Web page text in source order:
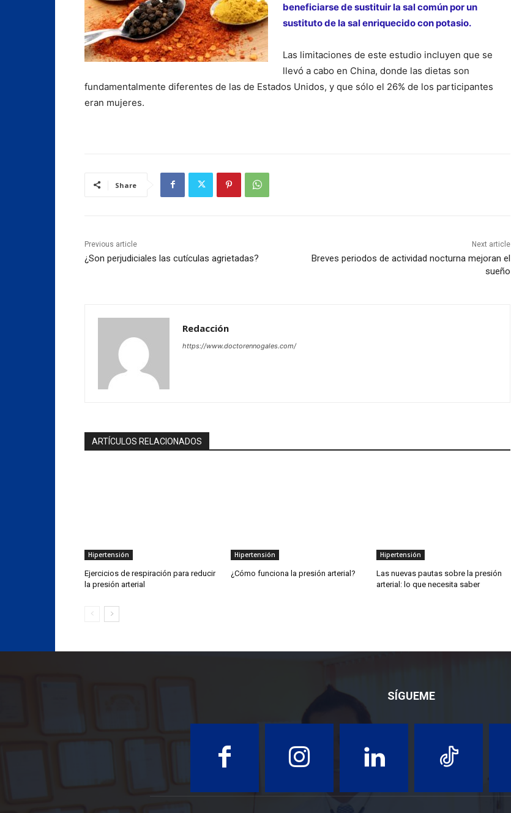
beneficiarse de sustituir la sal común por un
sustituto de la sal enriquecido con potasio.
Las limitaciones de este estudio incluyen que se
llevó a cabo en China, donde las dietas son
fundamentalmente diferentes de las de Estados Unidos, y que sólo el 26% de los participantes
eran mujeres.
Share
Previous article
¿Son perjudiciales las cutículas agrietadas?
Next article
Breves periodos de actividad nocturna mejoran el
sueño
Redacción
https://www.doctorennogales.com/
ARTÍCULOS RELACIONADOS
Hipertensión
Ejercicios de respiración para reducir
la presión arterial
Hipertensión
¿Cómo funciona la presión arterial?
Hipertensión
Las nuevas pautas sobre la presión
arterial: lo que necesita saber
SÍGUEME